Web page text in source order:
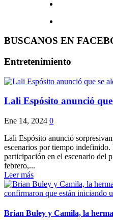
BUSCANOS EN
Entretenimiento
Lali Espósito anunció que
Ene 14, 2024 0
Lali Espósito anunció
escenarios por tiempo
participación en el escenario del
febrero,...
Leer más
Brian Buley y Camila, la